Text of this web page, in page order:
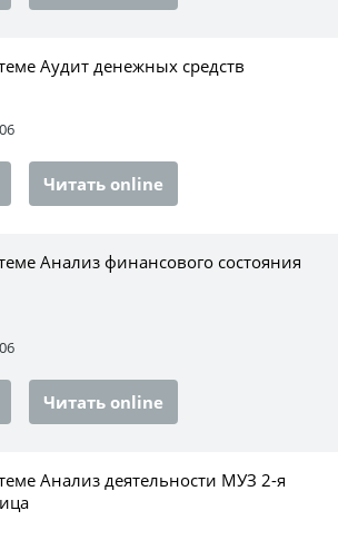
Аудит денежных средcтв
Читать online
Анализ финансового состояния
Читать online
Анализ деятельности МУЗ 2-я